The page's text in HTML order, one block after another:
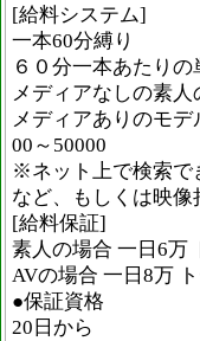
[給料システム]
一本60分縛り
６０分一本あたりの
メディアなしの素人
メディアありのモ
00～50000
※ネット上で検索で
など、もしくは映像
[給料保証]
素人の場合 一日6万
AVの場合 一日8万
●保証資格
20日から